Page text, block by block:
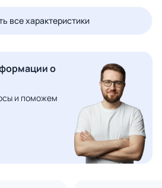
все характеристики
о
и поможем